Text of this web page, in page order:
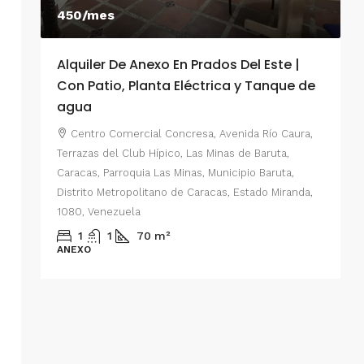
de
450/mes
Alquiler De Anexo En Prados Del Este |
Con Patio, Planta Eléctrica y Tanque de
agua
Centro Comercial Concresa, Avenida Río Caura,
Terrazas del Club Hípico, Las Minas de Baruta,
Caracas, Parroquia Las Minas, Municipio Baruta,
Distrito Metropolitano de Caracas, Estado Miranda,
1080, Venezuela
1 1 70 m²
ANEXO